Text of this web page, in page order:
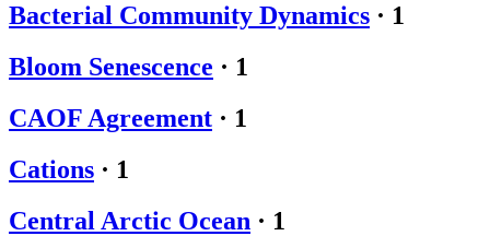
Bacterial Community Dynamics · 1
Bloom Senescence · 1
CAOF Agreement · 1
Cations · 1
Central Arctic Ocean · 1